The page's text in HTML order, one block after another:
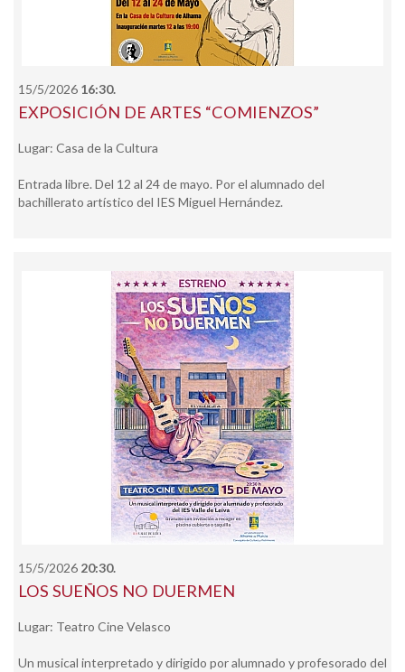
15/5/2026 16:30.
EXPOSICIÓN DE ARTES “COMIENZOS”
Lugar: Casa de la Cultura
Entrada libre. Del 12 al 24 de mayo. Por el alumnado del
bachillerato artístico del IES Miguel Hernández.
15/5/2026 20:30.
LOS SUEÑOS NO DUERMEN
Lugar: Teatro Cine Velasco
Un musical interpretado y dirigido por alumnado y profesorado del